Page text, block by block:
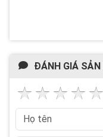
ĐÁNH GIÁ SẢN